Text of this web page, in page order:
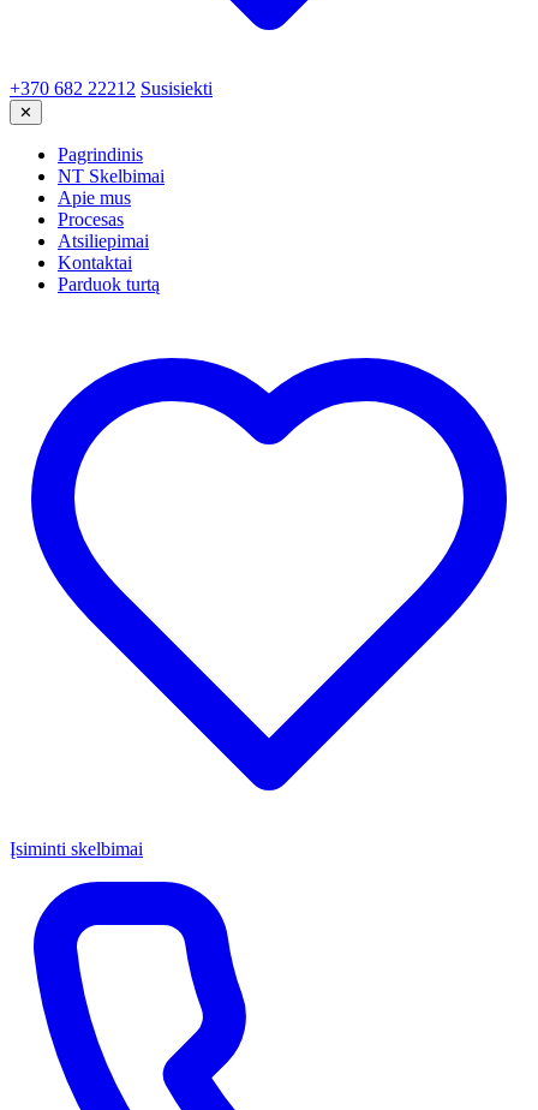
+370 682 22212 Susisiekti
✕
Pagrindinis
NT Skelbimai
Apie mus
Procesas
Atsiliepimai
Kontaktai
Parduok turtą
Įsiminti skelbimai